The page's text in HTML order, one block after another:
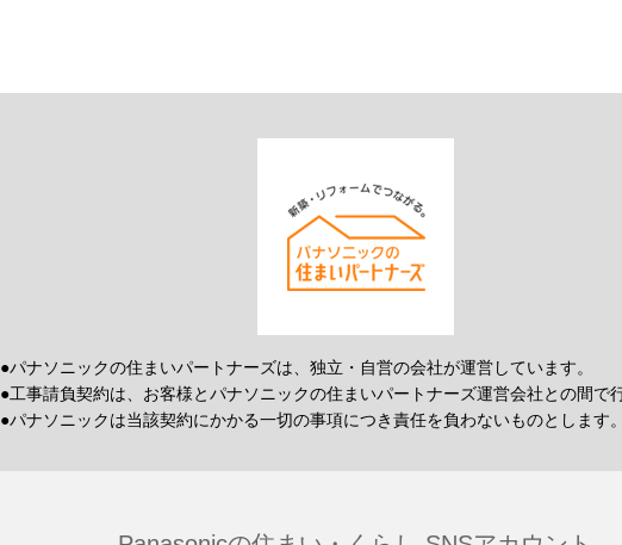
●パナソニックの住まいパートナーズは、独立・自営の会社が運営しています。
●工事請負契約は、お客様とパナソニックの住まいパートナーズ運営会社との間で
●パナソニックは当該契約にかかる一切の事項につき責任を負わないものとします